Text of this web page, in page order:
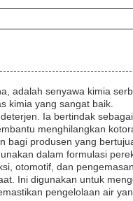
adalah senyawa kimia
kimia yang sangat baik.
Ia bertindak
menghilangkan
produsen yang
dalam formulasi
otomotif, dan
Ini digunakan untuk
pengelolaan air